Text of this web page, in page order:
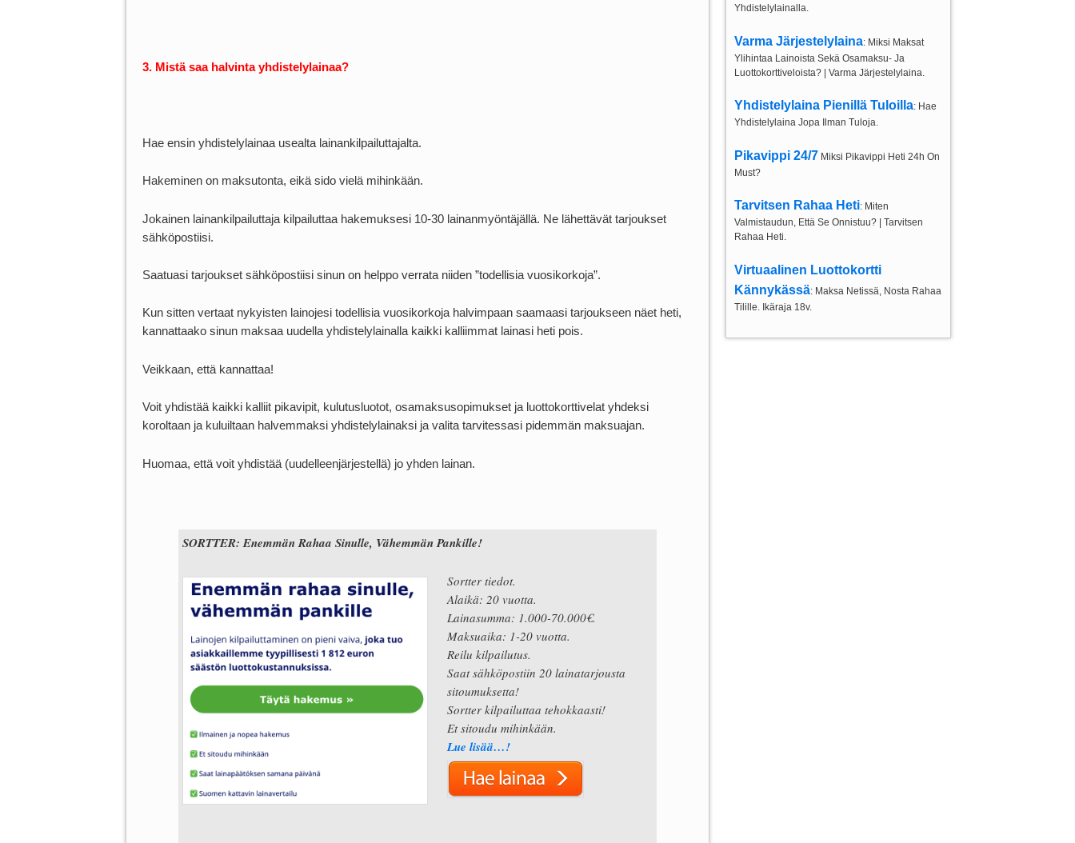
3. Mistä saa halvinta yhdistelylainaa?
Hae ensin yhdistelylainaa usealta lainankilpailuttajalta.
Hakeminen on maksutonta, eikä sido vielä mihinkään.
Jokainen lainankilpailuttaja kilpailuttaa hakemuksesi 10-30 lainanmyöntäjällä. Ne lähettävät tarjoukset
sähköpostiisi.
Saatuasi tarjoukset sähköpostiisi sinun on helppo verrata niiden ”todellisia vuosikorkoja”.
Kun sitten vertaat nykyisten lainojesi todellisia vuosikorkoja halvimpaan saamaasi tarjoukseen näet heti,
kannattaako sinun maksaa uudella yhdistelylainalla kaikki kalliimmat lainasi heti pois.
Veikkaan, että kannattaa!
Voit yhdistää kaikki kalliit pikavipit, kulutusluotot, osamaksusopimukset ja luottokorttivelat yhdeksi
koroltaan ja kuluiltaan halvemmaksi yhdistelylainaksi ja valita tarvitessasi pidemmän maksuajan.
Huomaa, että voit yhdistää (uudelleenjärjestellä) jo yhden lainan.
SORTTER: Enemmän Rahaa Sinulle, Vähemmän Pankille!
Sortter tiedot.
Alaikä: 20 vuotta.
Lainasumma: 1.000-70.000€.
Maksuaika: 1-20 vuotta.
Reilu kilpailutus.
Saat sähköpostiin 20 lainatarjousta
sitoumuksetta!
Sortter kilpailuttaa tehokkaasti!
Et sitoudu mihinkään.
Lue lisää…!
Yhdistelylainalla.
Varma Järjestelylaina: Miksi Maksat
Ylihintaa Lainoista Sekä Osamaksu- Ja
Luottokorttiveloista? | Varma Järjestelylaina.
Yhdistelylaina Pienillä Tuloilla: Hae
Yhdistelylaina Jopa Ilman Tuloja.
Pikavippi 24/7 Miksi Pikavippi Heti 24h On
Must?
Tarvitsen Rahaa Heti: Miten
Valmistaudun, Että Se Onnistuu? | Tarvitsen
Rahaa Heti.
Virtuaalinen Luottokortti
Kännykässä: Maksa Netissä, Nosta Rahaa
Tilille. Ikäraja 18v.